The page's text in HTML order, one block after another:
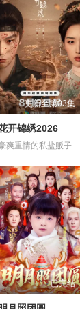
更新至第03集
开锦绣2026
豪爽重情的私盐贩子赵凌虽出身草莽，却心怀壮志，他结识了遭人诬陷私通的世家名媛小姐傅庭芸，被迫一起逃亡，二人历经家族与朝廷的重重考验，与命运抗争，终成传奇良缘。 &nbsp; &nbsp; &nbsp; &nbsp; &nbsp; &nbsp; &nbsp; &nbsp; &nbsp; &nbsp; &nbsp; &nbsp; &nbsp; &nbsp; &nbsp; &nbsp; &nbsp; &nbsp; &nbsp; &nbsp; &nbsp; &nbsp; &nbsp; &nbsp; &nbsp; &nbsp; &nbsp; &nbsp; &nbsp; &nbsp; &nbsp; &nbsp; &nbsp; &nbsp; &nbsp; 剧集改编自吱吱同名言情小说《花开锦绣》。
已完结